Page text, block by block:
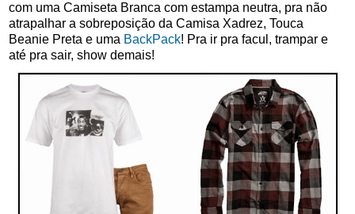
com uma Camiseta Branca com estampa neutra, pra não
atrapalhar a sobreposição da Camisa Xadrez, Touca
Beanie Preta e uma BackPack! Pra ir pra facul, trampar e
até pra sair, show demais!